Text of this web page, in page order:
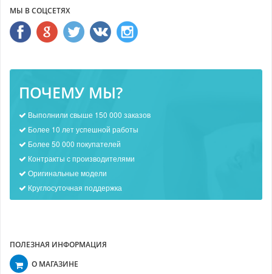
МЫ В СОЦСЕТЯХ
ПОЧЕМУ МЫ?
Выполнили свыше 150 000 заказов
Более 10 лет успешной работы
Более 50 000 покупателей
Контракты с производителями
Оригинальные модели
Круглосуточная поддержка
ПОЛЕЗНАЯ ИНФОРМАЦИЯ
О МАГАЗИНЕ